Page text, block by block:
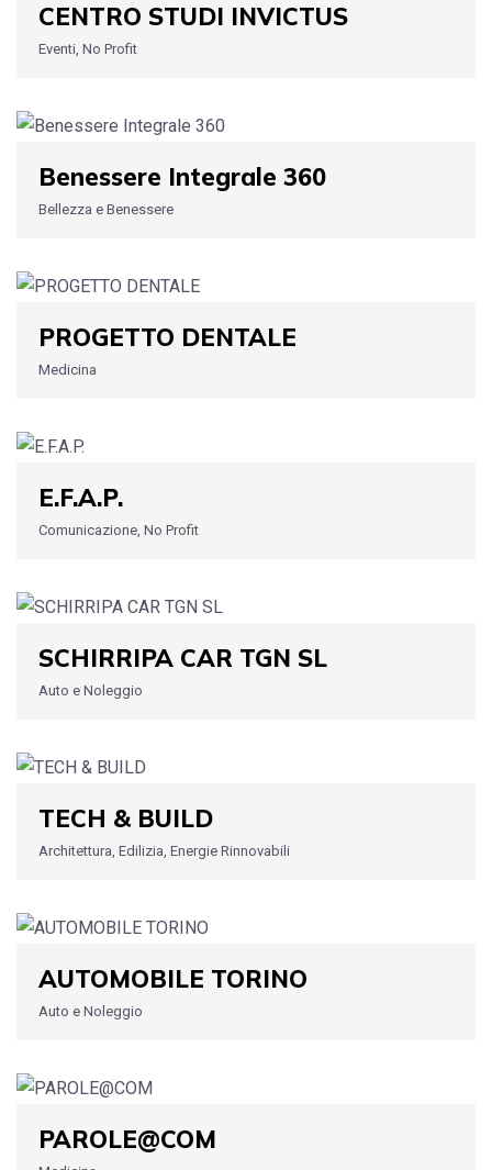
CENTRO STUDI INVICTUS
Eventi, No Profit
Benessere Integrale 360
Bellezza e Benessere
PROGETTO DENTALE
Medicina
E.F.A.P.
Comunicazione, No Profit
SCHIRRIPA CAR TGN SL
Auto e Noleggio
TECH & BUILD
Architettura, Edilizia, Energie Rinnovabili
AUTOMOBILE TORINO
Auto e Noleggio
PAROLE@COM